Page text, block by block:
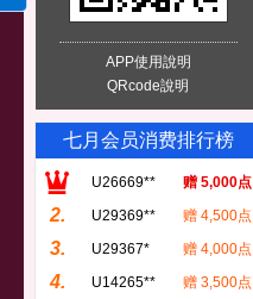
APP使用說明
QRcode說明
七月会员消费排行榜
U26669** 赠 5,000点
2. U29369** 赠 4,500点
3. U29367* 赠 4,000点
4. U14265** 赠 3,500点